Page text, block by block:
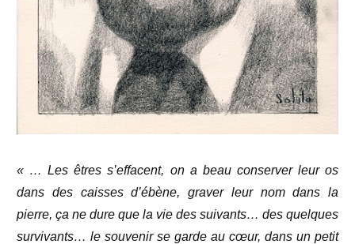
« … Les êtres s’effacent, on a beau conserver leur os
dans des caisses d’ébène, graver leur nom dans la
pierre, ça ne dure que la vie des suivants… des quelques
survivants… le souvenir se garde au cœur, dans un petit